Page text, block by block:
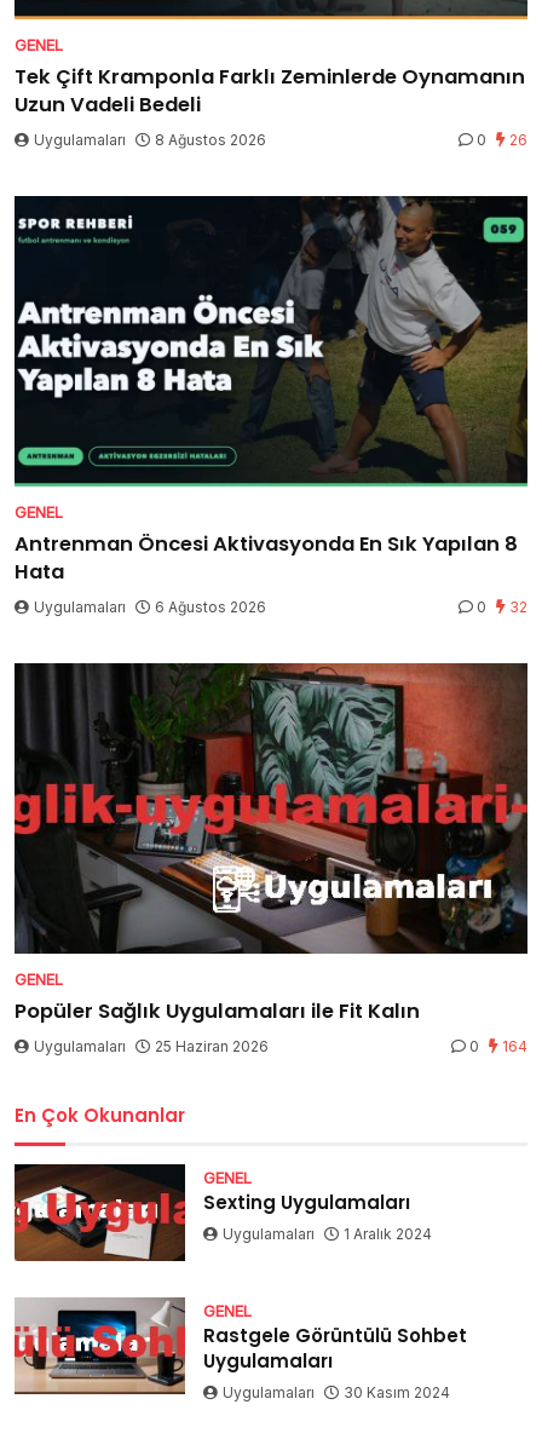
GENEL
Tek Çift Kramponla Farklı Zeminlerde Oynamanın
Uzun Vadeli Bedeli
Uygulamaları 8 Ağustos 2026 0 26
GENEL
Antrenman Öncesi Aktivasyonda En Sık Yapılan 8
Hata
Uygulamaları 6 Ağustos 2026 0 32
GENEL
Popüler Sağlık Uygulamaları ile Fit Kalın
Uygulamaları 25 Haziran 2026 0 164
En Çok Okunanlar
GENEL
Sexting Uygulamaları
Uygulamaları 1 Aralık 2024
GENEL
Rastgele Görüntülü Sohbet
Uygulamaları
Uygulamaları 30 Kasım 2024